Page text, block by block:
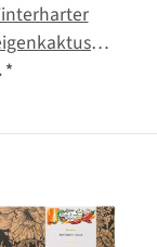
(Opuntia
*